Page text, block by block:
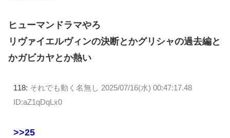
ヒューマンドラマやろ
リヴァイエルヴィンの決断とかグリシャの過去編と
かガビカヤとか熱い
118: それでも動く名無し 2025/07/16(水) 00:47:17.48
ID:aZ1qDqLx0
>>25